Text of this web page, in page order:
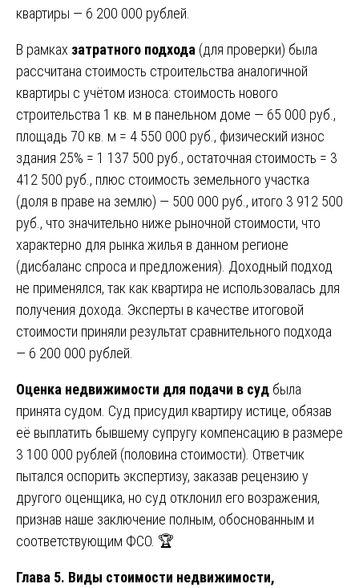
квартиры — 6 200 000 рублей.
В рамках затратного подхода (для проверки) была
рассчитана стоимость строительства аналогичной
квартиры с учётом износа: стоимость нового
строительства 1 кв. м в панельном доме — 65 000 руб.,
площадь 70 кв. м = 4 550 000 руб., физический износ
здания 25% = 1 137 500 руб., остаточная стоимость = 3
412 500 руб., плюс стоимость земельного участка
(доля в праве на землю) — 500 000 руб., итого 3 912 500
руб., что значительно ниже рыночной стоимости, что
характерно для рынка жилья в данном регионе
(дисбаланс спроса и предложения). Доходный подход
не применялся, так как квартира не использовалась для
получения дохода. Эксперты в качестве итоговой
стоимости приняли результат сравнительного подхода
— 6 200 000 рублей.
Оценка недвижимости для подачи в суд была
принята судом. Суд присудил квартиру истице, обязав
её выплатить бывшему супругу компенсацию в размере
3 100 000 рублей (половина стоимости). Ответчик
пытался оспорить экспертизу, заказав рецензию у
другого оценщика, но суд отклонил его возражения,
признав наше заключение полным, обоснованным и
соответствующим ФСО. 🏆
Глава 5. Виды стоимости недвижимости,